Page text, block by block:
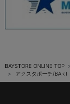
BAYSTORE ONLINE TOP
アクスタポーチ/BART